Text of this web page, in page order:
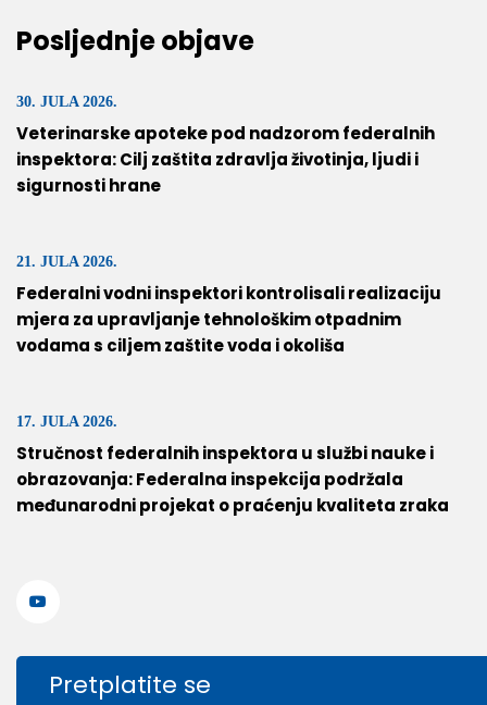
Posljednje objave
30. JULA 2026.
Veterinarske apoteke pod nadzorom federalnih
inspektora: Cilj zaštita zdravlja životinja, ljudi i
sigurnosti hrane
21. JULA 2026.
Federalni vodni inspektori kontrolisali realizaciju
mjera za upravljanje tehnološkim otpadnim
vodama s ciljem zaštite voda i okoliša
17. JULA 2026.
Stručnost federalnih inspektora u službi nauke i
obrazovanja: Federalna inspekcija podržala
međunarodni projekat o praćenju kvaliteta zraka
Pretplatite se